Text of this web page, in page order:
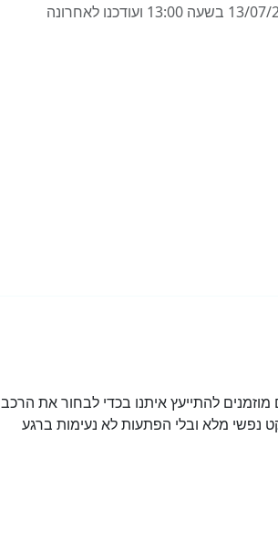
המחירים מבוססים על השכרת רכב ל-7 ימים בזאדאר בנמל התעופה, קרואטיה, החל מ-13/07/2026 בשעה 13:00 ועודכנו לאחרונה
להתייעץ איתנו בכדי לבחור את הרכב
נפשי מלא ובלי הפתעות לא נעימות ברגע